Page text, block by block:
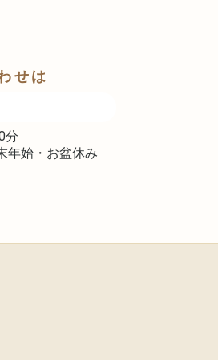
せは
分
年始・お盆休み